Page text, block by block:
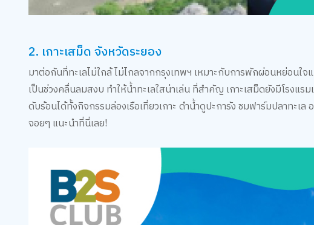
2. เกาะเสม็ด จังหวัดระยอง
มาต่อกันที่ทะเลไม่ใกล้ ไม่ไกลจากกรุงเทพฯ เหมาะกับการพักผ่อนหย่อนใ
เป็นช่วงคลื่นลมสงบ ทำให้น้ำทะเลใสน่าเล่น ที่สำคัญ เกาะเสม็ดยังมีโรง
ดับร้อนได้ทั้งกิจกรรมล่องเรือเที่ยวเกาะ ดำน้ำดูปะการัง ชมฟาร์มปลาทะเ
จอยๆ แนะนำที่นี่เลย!